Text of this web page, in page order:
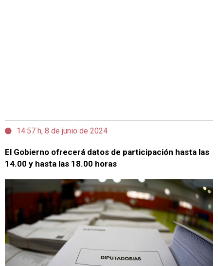
14:57 h, 8 de junio de 2024
El Gobierno ofrecerá datos de participación hasta las
14.00 y hasta las 18.00 horas